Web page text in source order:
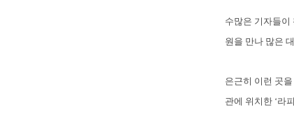
수많은 기자들이
원을 만나 많은
은근히 이런 곳
관에 위치한 ‘라